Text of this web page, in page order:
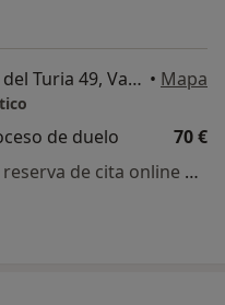
Avenida Gran Vía Marqués del Turia 49, Valencia • Mapa
de duelo
70 €
Este especialista no ofrece reserva de cita online en esta dirección.